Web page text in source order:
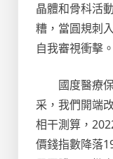
晶體和骨科活
糟，當圓規刺
自我審視衝擊
國度醫療
采，我們開端
相干測算，
價錢指數降落